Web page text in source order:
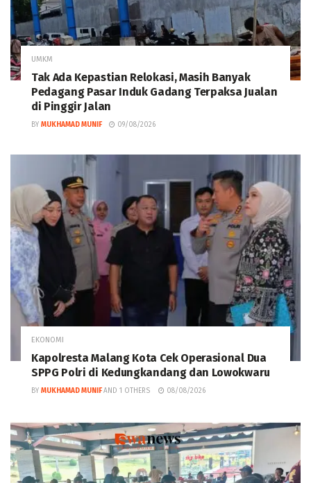
UMKM
Tak Ada Kepastian Relokasi, Masih Banyak
Pedagang Pasar Induk Gadang Terpaksa Jualan
di Pinggir Jalan
BY MUKHAMAD MUNIF 09/08/2026
EKONOMI
Kapolresta Malang Kota Cek Operasional Dua
SPPG Polri di Kedungkandang dan Lowokwaru
BY MUKHAMAD MUNIF AND 1 OTHERS 08/08/2026